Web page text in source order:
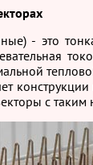
- это
с